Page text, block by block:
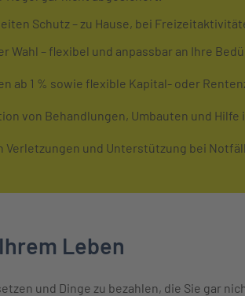
Schutz – zu Hause, bei
Wahl – flexibel und anpassbar an Ihre
ab 1 % sowie flexible Kapital- oder
von Behandlungen, Umbauten und Hilfe
und Unterstützung bei
Leben
und Dinge zu bezahlen, die Sie gar